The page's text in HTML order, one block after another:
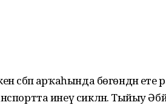
сәбәп арҡаһында бөгөндән
инеү сикләнә. Тыйыу